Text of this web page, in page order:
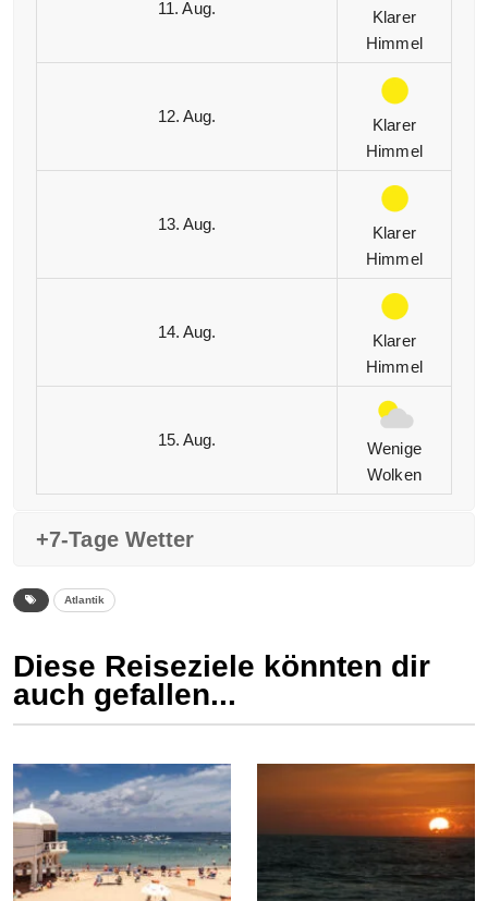
11. Aug.
Klarer
Himmel
12. Aug.
Klarer
Himmel
13. Aug.
Klarer
Himmel
14. Aug.
Klarer
Himmel
15. Aug.
Wenige
Wolken
+7-Tage Wetter
Atlantik
Diese Reiseziele könnten dir
auch gefallen...